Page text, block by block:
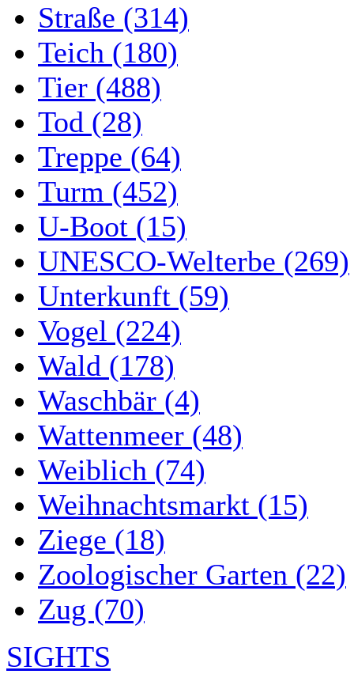
Straße (314)
Teich (180)
Tier (488)
Tod (28)
Treppe (64)
Turm (452)
U-Boot (15)
UNESCO-Welterbe (269)
Unterkunft (59)
Vogel (224)
Wald (178)
Waschbär (4)
Wattenmeer (48)
Weiblich (74)
Weihnachtsmarkt (15)
Ziege (18)
Zoologischer Garten (22)
Zug (70)
SIGHTS